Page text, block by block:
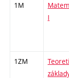
1M
I
1ZM